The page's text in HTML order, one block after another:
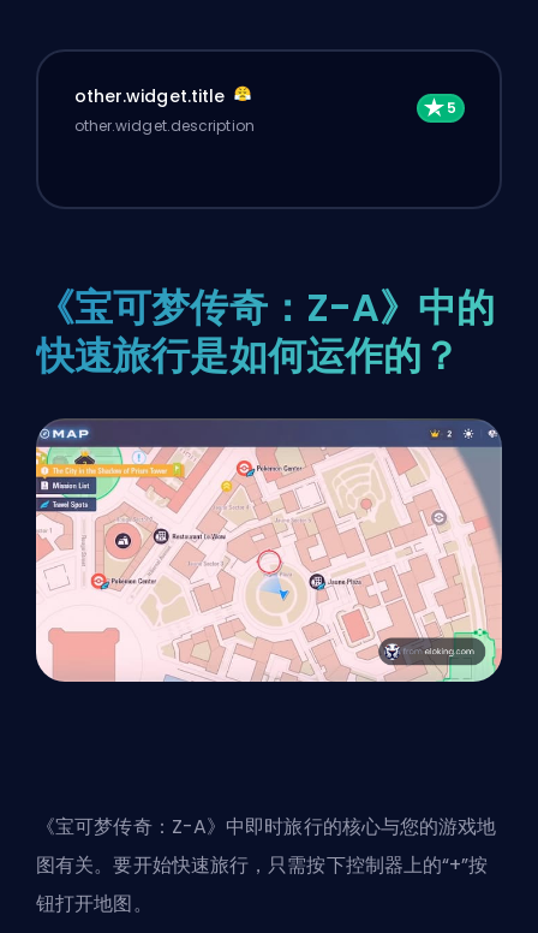
other.widget.title
other.widget.description
《宝可梦传奇：Z-A》中的
快速旅行是如何运作的？
《宝可梦传奇：Z-A》中即时旅行的核心与您的游戏地
图有关。要开始快速旅行，只需按下控制器上的“+”按
钮打开地图。